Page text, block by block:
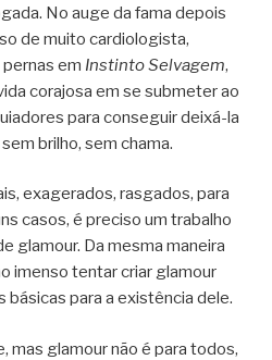
No auge da fama depois
de muito cardiologista,
em Instinto Selvagem,
corajosa em se submeter ao
para conseguir deixá-la
brilho, sem chama.
exagerados, rasgados, para
casos, é preciso um trabalho
glamour. Da mesma maneira
imenso tentar criar glamour
básicas para a existência dele.
mas glamour não é para todos,